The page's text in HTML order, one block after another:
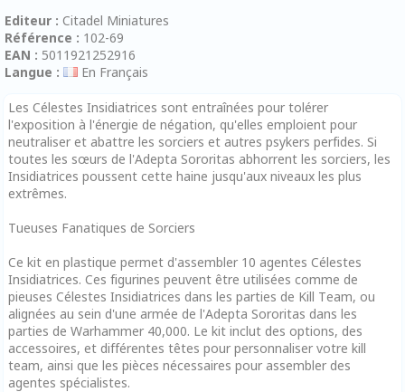
Editeur : Citadel Miniatures
Référence : 102-69
EAN : 5011921252916
Langue :
En Français
Les Célestes Insidiatrices sont entraînées pour tolérer
l'exposition à l'énergie de négation, qu'elles emploient pour
neutraliser et abattre les sorciers et autres psykers perfides. Si
toutes les sœurs de l'Adepta Sororitas abhorrent les sorciers, les
Insidiatrices poussent cette haine jusqu'aux niveaux les plus
extrêmes.
Tueuses Fanatiques de Sorciers
Ce kit en plastique permet d'assembler 10 agentes Célestes
Insidiatrices. Ces figurines peuvent être utilisées comme de
pieuses Célestes Insidiatrices dans les parties de Kill Team, ou
alignées au sein d'une armée de l'Adepta Sororitas dans les
parties de Warhammer 40,000. Le kit inclut des options, des
accessoires, et différentes têtes pour personnaliser votre kill
team, ainsi que les pièces nécessaires pour assembler des
agentes spécialistes.